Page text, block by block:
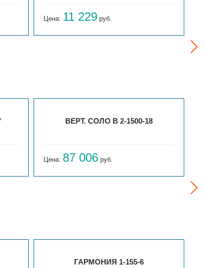
Цена: 11 229 руб.
ВЕРТ. СОЛО В 2-1500-18
Цена: 87 006 руб.
ГАРМОНИЯ 1-155-6